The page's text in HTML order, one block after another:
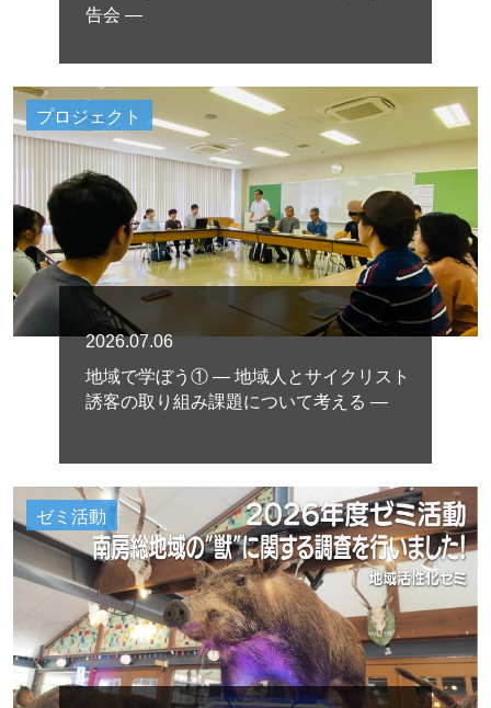
告会 ―
プロジェクト
2026.07.06
地域で学ぼう① ― 地域人とサイクリスト
誘客の取り組み課題について考える ―
ゼミ活動